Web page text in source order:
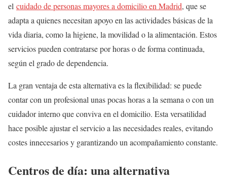
el cuidado de personas mayores a domicilio en Madrid, que se
adapta a quienes necesitan apoyo en las actividades básicas de la
vida diaria, como la higiene, la movilidad o la alimentación. Estos
servicios pueden contratarse por horas o de forma continuada,
según el grado de dependencia.
La gran ventaja de esta alternativa es la flexibilidad: se puede
contar con un profesional unas pocas horas a la semana o con un
cuidador interno que conviva en el domicilio. Esta versatilidad
hace posible ajustar el servicio a las necesidades reales, evitando
costes innecesarios y garantizando un acompañamiento constante.
Centros de día: una alternativa